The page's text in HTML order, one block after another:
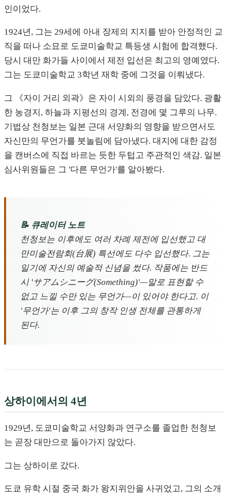
인이었다.
1924년, 그는 29세에 아내 장제의 지지를 받아 안정적인 교
직을 떠나 소묘로 도쿄미술학교 특등생 시험에 합격했다.
당시 대만 화가들 사이에서 제전 입선은 최고의 영예였다.
그는 도쿄미술학교 3학년 재학 중에 그것을 이뤄냈다.
그 《자이 거리 외곽》은 자이 시외의 풍경을 담았다. 광활
한 농경지, 하늘과 지평선의 경계, 전경에 몇 그루의 나무.
기법상 천청보는 일본 근대 서양화의 영향을 받으면서도
자신만의 무언가를 붓놀림에 담아냈다. 대지에 대한 감정
을 캔버스에 직접 바르는 듯한 두텁고 주관적인 색감. 일본
심사위원들은 그 '다른 무언가'를 알아봤다.
📝 큐레이터 노트
천청보는 이후에도 여러 차례 제전에 입선했고 대
만미술전람회(台展) 특선에도 다수 입선했다. 그는
일기에 자신의 예술적 신념을 썼다. 작품에는 반드
시 'サアムシニーグ(Something)'—말로 표현할 수
없고 느낄 수만 있는 무언가—이 있어야 한다고. 이
'무언가'는 이후 그의 창작 인생 전체를 관통하게
된다.
상하이에서의 4년
1929년, 도쿄미술학교 서양화과 연구소를 졸업한 천청보
는 곧장 대만으로 돌아가지 않았다.
그는 상하이로 갔다.
도쿄 유학 시절 중국 화가 왕지위안을 사귀었고, 그의 소개